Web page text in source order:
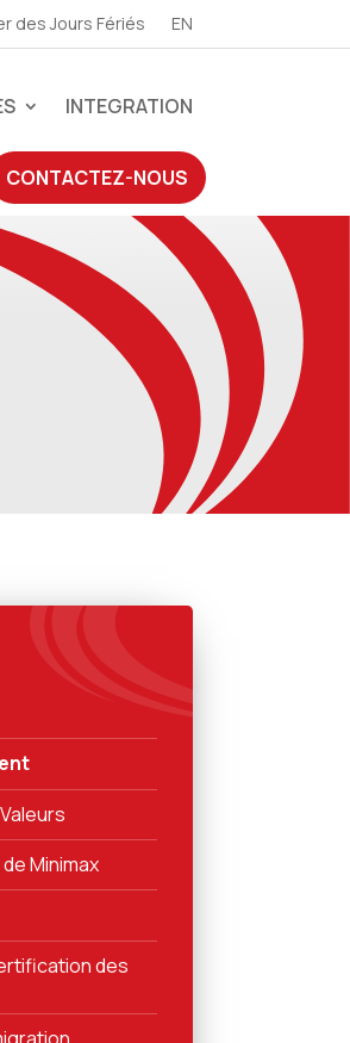
des Jours Fériés EN
INTEGRATION
CONTACTEZ-NOUS
Minimax
des